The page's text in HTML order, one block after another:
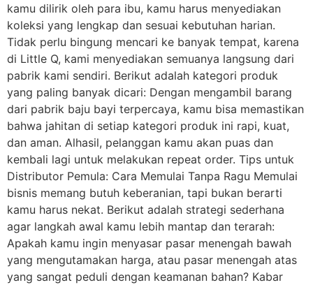
kamu dilirik oleh para ibu, kamu harus menyediakan
koleksi yang lengkap dan sesuai kebutuhan harian.
Tidak perlu bingung mencari ke banyak tempat, karena
di Little Q, kami menyediakan semuanya langsung dari
pabrik kami sendiri. Berikut adalah kategori produk
yang paling banyak dicari: Dengan mengambil barang
dari pabrik baju bayi terpercaya, kamu bisa memastikan
bahwa jahitan di setiap kategori produk ini rapi, kuat,
dan aman. Alhasil, pelanggan kamu akan puas dan
kembali lagi untuk melakukan repeat order. Tips untuk
Distributor Pemula: Cara Memulai Tanpa Ragu Memulai
bisnis memang butuh keberanian, tapi bukan berarti
kamu harus nekat. Berikut adalah strategi sederhana
agar langkah awal kamu lebih mantap dan terarah:
Apakah kamu ingin menyasar pasar menengah bawah
yang mengutamakan harga, atau pasar menengah atas
yang sangat peduli dengan keamanan bahan? Kabar